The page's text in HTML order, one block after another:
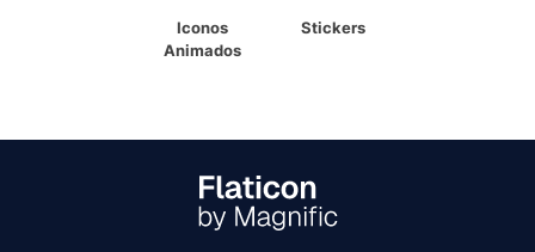
Iconos
Animados
Stickers